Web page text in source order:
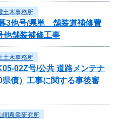
土木事務所
3他号/県単 舗装道補修費
他舗装補修工事
土木事務所
02Z号/公共 道路メンテナ
債）工事に関する事後審
間農業研究所